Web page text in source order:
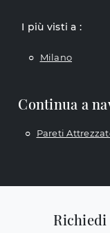
I più visti a :
Milano
Continua a
Pareti